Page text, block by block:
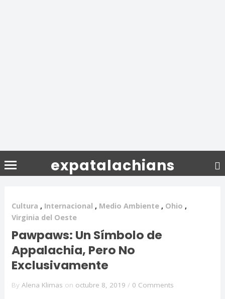
expatalachians
Cultura , Internacional , Medio Ambiente , Ohio ,
Virginia del Oeste
Pawpaws: Un Símbolo de
Appalachia, Pero No
Exclusivamente
By Alena Klimas on octubre 8, 2019 / 0 Comments